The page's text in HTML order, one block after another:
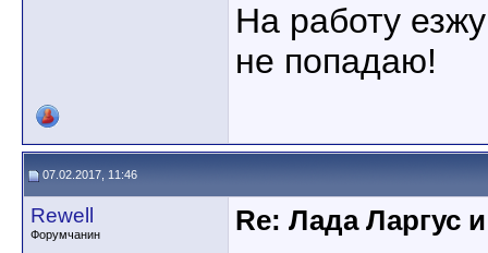
На работу
не попадаю!
07.02.2017, 11:46
Rewell
Форумчанин
Re: Лада Ларгус